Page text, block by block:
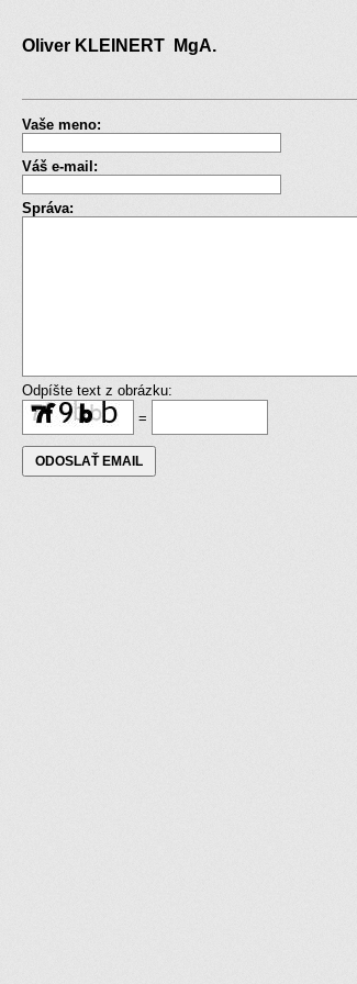
Oliver KLEINERT MgA.
Vaše meno:
Váš e-mail:
Správa:
Odpíšte text z obrázku:
=